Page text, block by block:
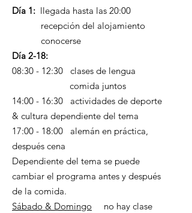
Día 1: llegada hasta las 20:00
recepción del alojamiento
conocerse
Día 2-18:
08:30 - 12:30 clases de lengua
comida juntos
14:00 - 16:30 actividades de deporte
& cultura dependiente del tema
17:00 - 18:00 alemán en práctica,
después cena
Dependiente del tema se puede
cambiar el programa antes y después
de la comida.
Sábado & Domingo no hay clase